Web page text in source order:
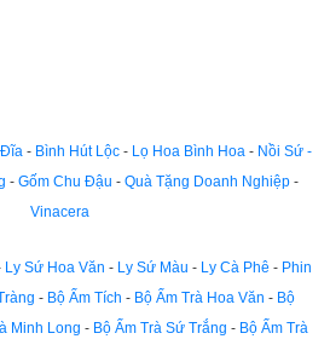
Đĩa - Bình Hút Lộc - Lọ Hoa Bình Hoa - Nồi Sứ -
- Gốm Chu Đậu - Quà Tặng Doanh Nghiệp -
Vinacera
Ly Sứ Hoa Văn - Ly Sứ Màu - Ly Cà Phê - Phin
- Bộ Ấm Tích - Bộ Ấm Trà Hoa Văn - Bộ
Minh Long - Bộ Ấm Trà Sứ Trắng - Bộ Ấm Trà